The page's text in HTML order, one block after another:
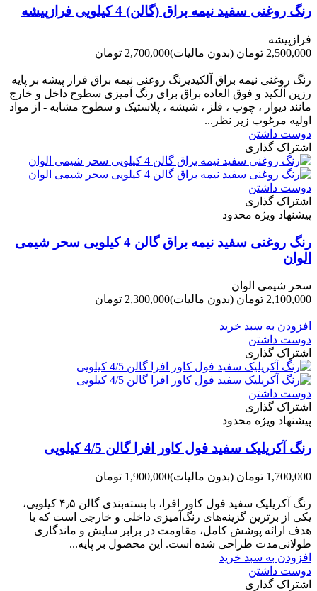
رنگ روغنی سفید نیمه براق (گالن) 4 کیلویی فرازپیشه
فرازپیشه
2,500,000 تومان
(بدون مالیات)2,700,000 تومان
رنگ روغنی نیمه براق آلکیدیرنگ روغنی نیمه براق فراز پیشه بر پایه
رزین آلکید و فوق العاده براق برای رنگ آمیزی سطوح داخل و خارج
مانند دیوار ، چوب ، فلز ، شیشه ، پلاستیک و سطوح مشابه - از مواد
اولیه مرغوب زیر نظر...
دوست داشتن
اشتراک گذاری
دوست داشتن
اشتراک گذاری
پیشنهاد ویژه محدود
رنگ روغنی سفید نیمه براق گالن 4 کیلویی سحر شیمی
الوان
سحر شیمی الوان
2,100,000 تومان
(بدون مالیات)2,300,000 تومان
افزودن به سبد خرید
دوست داشتن
اشتراک گذاری
دوست داشتن
اشتراک گذاری
پیشنهاد ویژه محدود
رنگ آکریلیک سفید فول کاور افرا گالن 4/5 کیلویی
1,700,000 تومان (بدون مالیات)1,900,000 تومان
رنگ آکریلیک سفید فول کاور افرا، با بسته‌بندی گالن ۴٫۵ کیلویی،
یکی از برترین گزینه‌های رنگ‌آمیزی داخلی و خارجی است که با
هدف ارائه پوشش کامل، مقاومت در برابر سایش و ماندگاری
طولانی‌مدت طراحی شده است. این محصول بر پایه...
افزودن به سبد خرید
دوست داشتن
اشتراک گذاری